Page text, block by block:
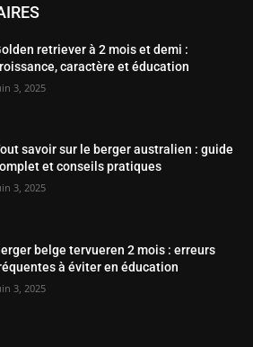
retriever à 2 mois et demi :
caractère et éducation
3, 2025
savoir sur le berger australien : guide
et conseils pratiques
3, 2025
belge tervueren 2 mois : erreurs
à éviter en éducation
3, 2025